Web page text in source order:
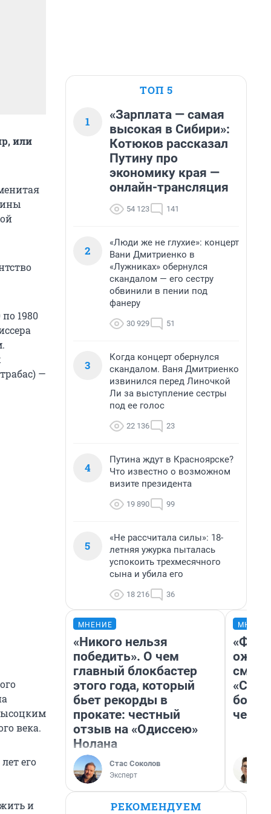
или
1980
—
века.
его
и
ТОП 5
1
«Зарплата — самая
высокая в Сибири»:
Котюков рассказал
Путину про
экономику края —
онлайн-трансляция
54 123 141
2
«Люди же не глухие»: концерт
Вани Дмитриенко в
«Лужниках» обернулся
скандалом — его сестру
обвинили в пении под
фанеру
30 929 51
3
Когда концерт обернулся
скандалом. Ваня Дмитриенко
извинился перед Линочкой
Ли за выступление сестры
под ее голос
22 136 23
4
Путина ждут в Красноярске?
Что известно о возможном
визите президента
19 890 99
5
«Не рассчитала силы»: 18-
летняя ужурка пыталась
успокоить трехмесячного
сына и убила его
18 216 36
МНЕНИЕ
«Никого нельзя
победить». О чем
главный блокбастер
этого года, который
бьет рекорды в
прокате: честный
отзыв на «Одиссею»
Нолана
Стас Соколов
Эксперт
РЕКОМЕНДУЕМ